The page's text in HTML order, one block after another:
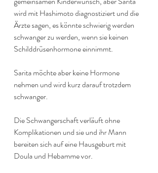
wird mit Hashimoto diagnostiziert und die
Ärzte sagen, es könnte schwierig werden
schwanger zu werden, wenn sie keinen
Schilddrüsenhormone einnimmt.
Sarita möchte aber keine Hormone
nehmen und wird kurz darauf trotzdem
schwanger.
Die Schwangerschaft verläuft ohne
Komplikationen und sie und ihr Mann
bereiten sich auf eine Hausgeburt mit
Doula und Hebamme vor.